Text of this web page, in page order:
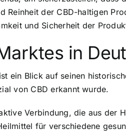
Reinheit der CBD-haltigen
und Sicherheit der
in
ein Blick auf seinen
von CBD erkannt wurde.
Verbindung, die aus der
für verschiedene